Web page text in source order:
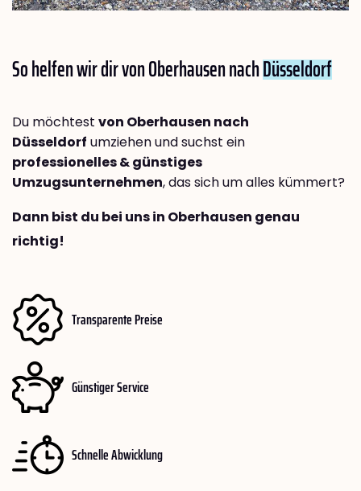
So helfen wir dir von Oberhausen nachDüsseldorf
Du möchtest von Oberhausen nach
Düsseldorf umziehen und suchst ein
professionelles & günstiges
Umzugsunternehmen, das sich um alles kümmert?
Dann bist du bei uns in Oberhausen genau
richtig!
Transparente Preise
Günstiger Service
Schnelle Abwicklung